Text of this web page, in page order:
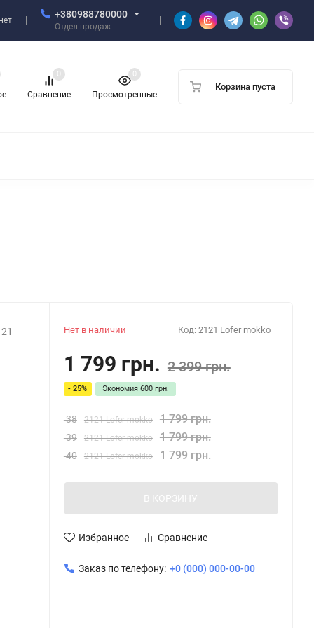
+380988780000
Отдел продаж
Сравнение
0
Просмотренные
0
Корзина пуста
Нет в наличии Код: 2121 Lofer mokko
1 799 грн. 2 399 грн.
- 25% Экономия 600 грн.
38 2121 Lofer mokko 1 799 грн.
39 2121 Lofer mokko 1 799 грн.
40 2121 Lofer mokko 1 799 грн.
В КОРЗИНУ
Избранное Сравнение
Заказ по телефону: +0 (000) 000-00-00